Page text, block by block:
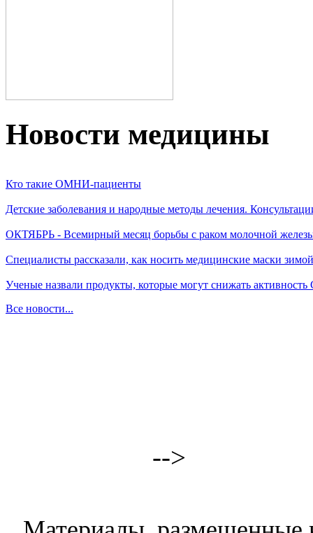
Новости медицины
Кто такие ОМНИ-пациенты
Детские заболевания и народные методы лечения.
ОКТЯБРЬ - Всемирный месяц борьбы с раком молочной
Специалисты рассказали, как носить медицинские маски зимой
Ученые назвали продукты, которые могут снижать
Все новости...
-->